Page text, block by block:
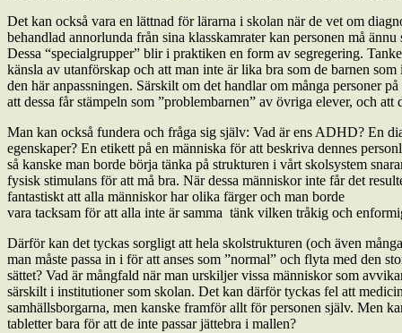
Det kan också vara en lättnad för lärarna i skolan när de vet om
behandlad annorlunda från sina klasskamrater kan personen må
Dessa “specialgrupper” blir i praktiken en form av segregering.
känsla av utanförskap och att man inte är lika bra som de barnen
den här anpassningen. Särskilt om det handlar om många personer
att dessa får stämpeln som ”problembarnen” av övriga elever, och
Man kan också fundera och fråga sig själv: Vad är ens ADHD? En
egenskaper? En etikett på en människa för att beskriva dennes
så kanske man borde börja tänka på strukturen i vårt skolsystem
fysisk stimulans för att må bra. När dessa människor inte får det
fantastiskt att alla människor har olika färger och man borde
vara tacksam för att alla inte är samma ­ tänk vilken tråkig och
Därför kan det tyckas sorgligt att hela skolstrukturen (och även
man måste passa in i för att anses som ”normal” och flyta med den
sättet? Vad är mångfald när man urskiljer vissa människor som
särskilt i institutioner som skolan. Det kan därför tyckas fel att
samhällsborgarna, men kanske framför allt för personen själv. Men
tabletter bara för att de inte passar jättebra i mallen?